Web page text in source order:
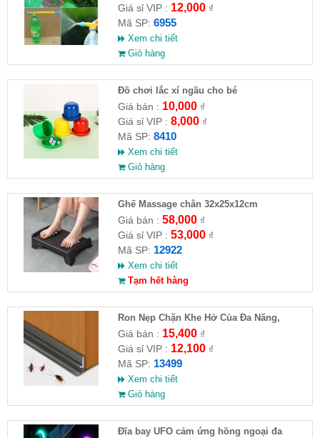
Giá sỉ VIP : 12,000₫
Mã SP: 6955
Xem chi tiết
Giỏ hàng
Đồ chơi lắc xí ngầu cho bé
Giá bán : 10,000₫
Giá sỉ VIP : 8,000₫
Mã SP: 8410
Xem chi tiết
Giỏ hàng
Ghế Massage chân 32x25x12cm
Giá bán : 58,000₫
Giá sỉ VIP : 53,000₫
Mã SP: 12922
Xem chi tiết
Tạm hết hàng
Ron Nẹp Chặn Khe Hở Của Đa Năng,
Chống Côn Trùng( HĐ )
Giá bán : 15,400₫
Giá sỉ VIP : 12,100₫
Mã SP: 13499
Xem chi tiết
Giỏ hàng
Đĩa bay UFO cảm ứng hồng ngoại đa